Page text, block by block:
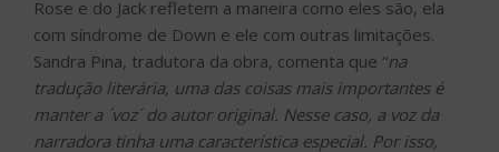
Rose e do Jack refletem a maneira como eles são, ela
com síndrome de Down e ele com outras limitações.
Sandra Pina, tradutora da obra, comenta que “na
tradução literária, uma das coisas mais importantes é
manter a ´voz´ do autor original. Nesse caso, a voz da
narradora tinha uma característica especial. Por isso,